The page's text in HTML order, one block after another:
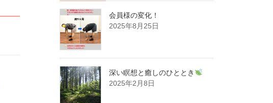
会員様の変化！
2025年8月25日
深い瞑想と癒しのひととき
2025年2月8日